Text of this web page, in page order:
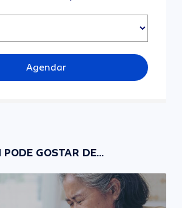
Agendar
PODE GOSTAR DE...